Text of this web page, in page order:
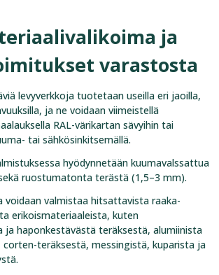
ja
varastosta
levyverkkoja tuotetaan useilla eri jaoilla,
ja ne voidaan viimeistellä
RAL-värikartan sävyihin tai
tai sähkösinkitsemällä.
hyödynnetään kuumavalssattua
ruostumatonta terästä (1,5–3 mm).
voidaan valmistaa hitsattavista raaka-
erikoismateriaaleista, kuten
haponkestävästä teräksestä, alumiinista
teräksestä, messingistä, kuparista ja